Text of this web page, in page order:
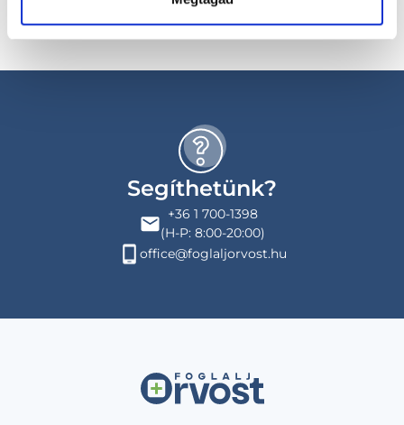
Segíthetünk?
+36 1 700-1398
(H-P: 8:00-20:00)
office@foglaljorvost.hu